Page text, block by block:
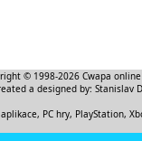
© 1998-2026 Cwapa
a designed by: Stanislav
, PC hry, PlayStation,